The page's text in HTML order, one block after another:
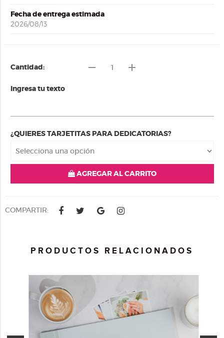
Fecha de entrega estimada
2026/08/13
Cantidad: remove add
Ingresa tu texto
¿QUIERES TARJETITAS PARA DEDICATORIAS?
AGREGAR AL CARRITO
COMPARTIR:
PRODUCTOS RELACIONADOS